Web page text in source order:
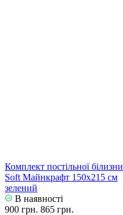
Комплект постільної білизни
Soft Майнкрафт 150х215 см
зелений
В наявності
900 грн. 865 грн.